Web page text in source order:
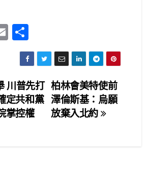
E
m
ail
h
ar
e
柏林會美特使前
澤倫斯基：烏願
放棄入北約
川普先打
定共和黨
掌控權